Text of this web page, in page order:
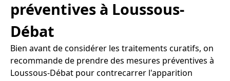
préventives à Loussous-
Débat
Bien avant de considérer les traitements curatifs, on
recommande de prendre des mesures préventives à
Loussous-Débat pour contrecarrer l'apparition